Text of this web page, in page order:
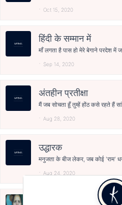
Oct 15, 2020
हिंदी के सम्मान में
माँ लगता है पास हो मेरे बेगाने परदेश में जब
Sep 14, 2020
अंतहीन प्रतीक्षा
मैं जब सोचता हूँ तुम्हें होंठ कसे रहते हैं
Aug 28, 2020
उद्धारक
मनुजता के बीज लेकर, जब कोई 'राम'
Aug 24, 2020